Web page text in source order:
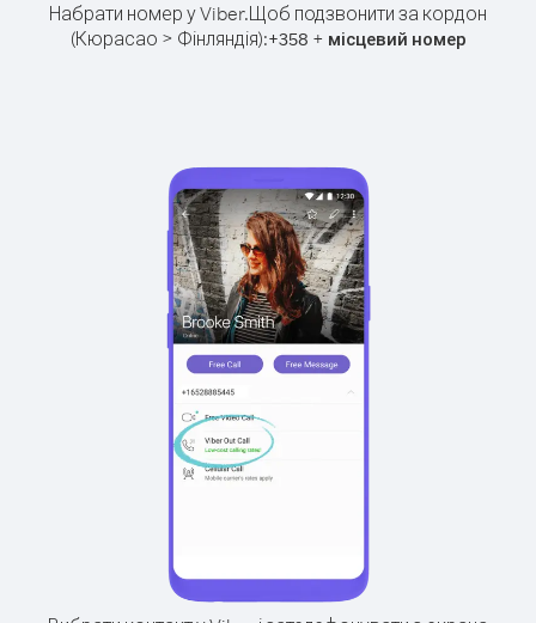
Набрати номер у Viber.Щоб подзвонити за кордон
(Кюрасао > Фінляндія):+358 + місцевий номер